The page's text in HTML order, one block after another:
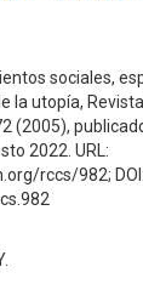
sociales,
la utopía,
(2005),
2022. URL:
rccs/982; DOI: